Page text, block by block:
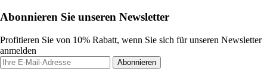
Abonnieren Sie unseren Newsletter
Profitieren Sie von 10% Rabatt, wenn Sie sich für unseren Newsletter
anmelden
Abonnieren